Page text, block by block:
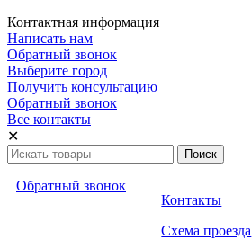
Контактная информация
Написать нам
Обратный звонок
Выберите город
Получить консультацию
Обратный звонок
Все контакты
✕
Обратный звонок
Контакты
Схема проезда